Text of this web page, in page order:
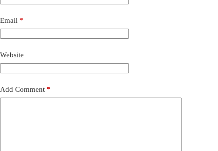
Email *
Website
Add Comment *